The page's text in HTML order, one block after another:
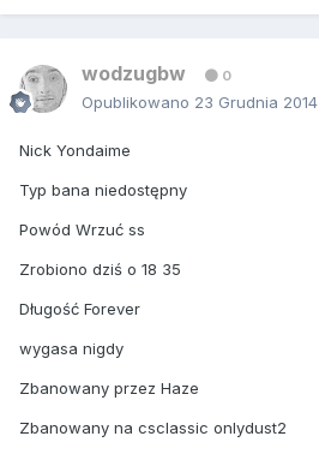
wodzugbw 0
Opublikowano 23 Grudnia 2014
Nick Yondaime
Typ bana niedostępny
Powód Wrzuć ss
Zrobiono dziś o 18 35
Długość Forever
wygasa nigdy
Zbanowany przez Haze
Zbanowany na csclassic onlydust2